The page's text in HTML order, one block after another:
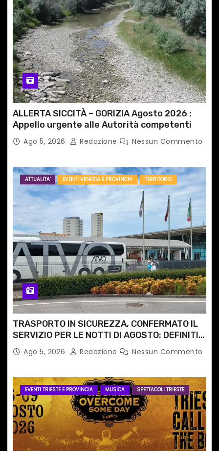
ALLERTA SICCITÀ – GORIZIA Agosto 2026 :
Appello urgente alle Autorità competenti
Ago 5, 2026 Redazione Nessun Commento
ATTUALITA' EVENTI VENEZIA E PROVINCIA TERRITORIO
TRASPORTO IN SICUREZZA, CONFERMATO IL
SERVIZIO PER LE NOTTI DI AGOSTO: DEFINITI
PERCORSI, FERMATE E ORARIO
Ago 5, 2026 Redazione Nessun Commento
EVENTI TRIESTE E PROVINCIA MUSICA SPETTACOLI TRIESTE